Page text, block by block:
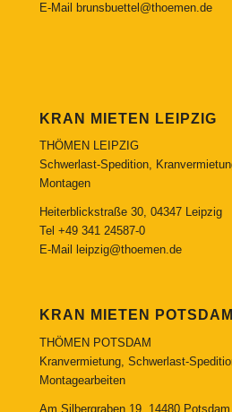
E-Mail
brunsbuettel@thoemen.de
KRAN MIETEN LEIPZIG
THÖMEN LEIPZIG
Schwerlast-Spedition,
Montagen
Heiterblickstraße 30, 04347 Leipzig
Tel +49 341 24587-0
E-Mail
leipzig@thoemen.de
KRAN MIETEN
THÖMEN POTSDAM
Kranvermietung, Schwerlast-
Montagearbeiten
Am Silbergraben 19, 14480 Potsdam